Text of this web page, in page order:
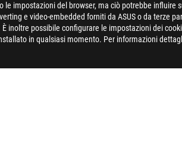
impostazioni del browser, ma ciò potrebbe influire
e video-embedded forniti da ASUS o da terze
inoltre possibile configurare le impostazioni dei
in qualsiasi momento. Per informazioni
in questa pagina sono relative alle serie
in Italia. Le caratteristiche tecniche
modelli commercializzati sul sito ufficiale
modelli commercializzati sul territorio
HDMI (HDMI High-Definition
Licensing Administrator, Inc.